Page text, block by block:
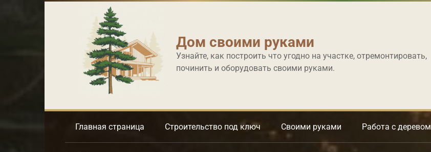
Дом своими руками
Узнайте, как построить что угодно на участке, отремонтировать,
починить и оборудовать своими руками.
Главная страница Строительство под ключ Своими руками Работа с деревом